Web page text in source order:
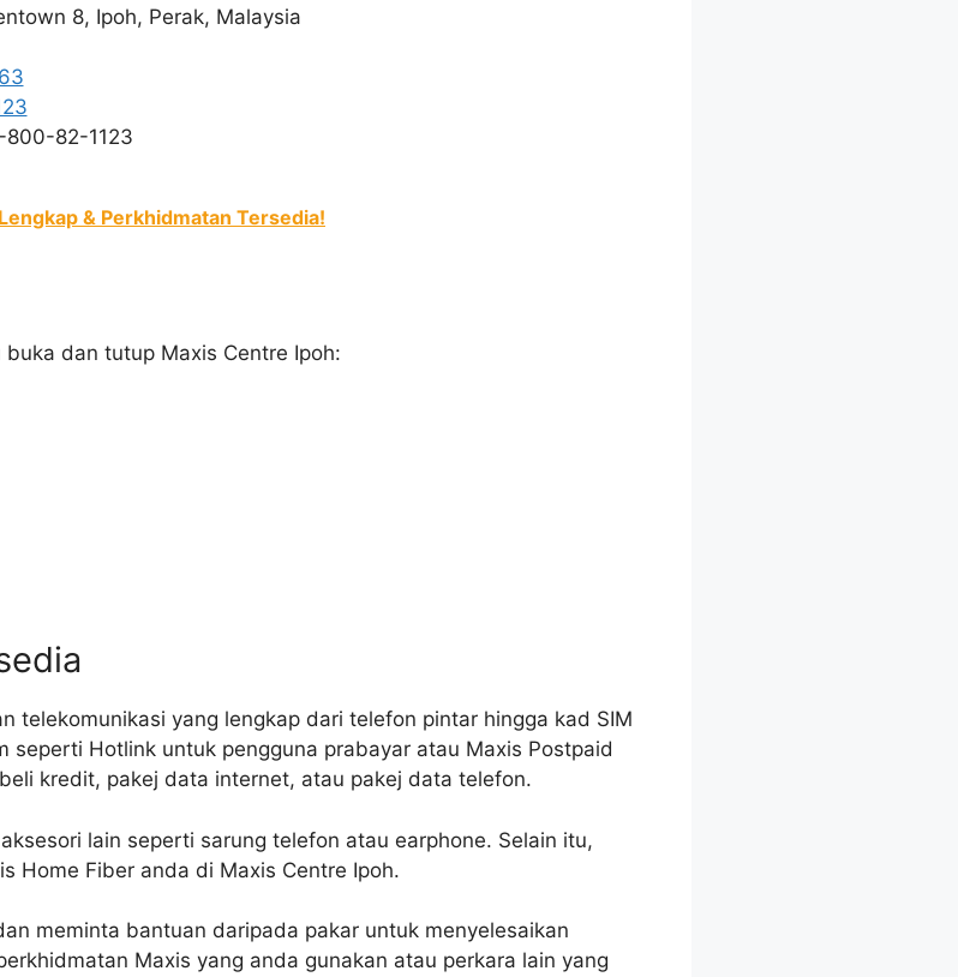
8, Ipoh, Perak, Malaysia
800-82-1123
& Perkhidmatan Tersedia!
dan tutup Maxis Centre Ipoh:
telekomunikasi yang lengkap dari telefon pintar hingga kad SIM
seperti Hotlink untuk pengguna prabayar atau Maxis Postpaid
kredit, pakej data internet, atau pakej data telefon.
lain seperti sarung telefon atau earphone. Selain itu,
Home Fiber anda di Maxis Centre Ipoh.
meminta bantuan daripada pakar untuk menyelesaikan
Maxis yang anda gunakan atau perkara lain yang